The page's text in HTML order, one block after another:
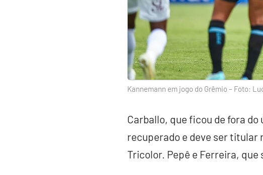
Kannemann em jogo do Grêmio – Foto:
Carballo, que ficou de fora
recuperado e deve ser titular
Tricolor. Pepê e Ferreira,